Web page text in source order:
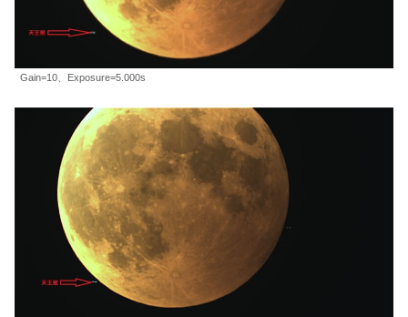
Gain=10、Exposure=5.000s